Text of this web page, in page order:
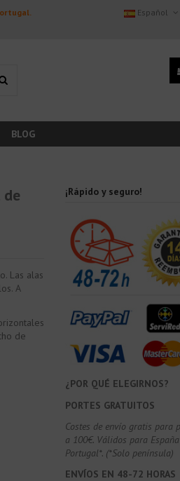
Español
BLOG
Las alas
A
de
¡Rápido y seguro!
¿POR QUÉ ELEGIRNOS?
PORTES GRATUITOS
Costes de envío gratis para
a 100€. Válidos para
Portugal*. (*Solo península)
ENVÍOS EN 48-72 HORAS